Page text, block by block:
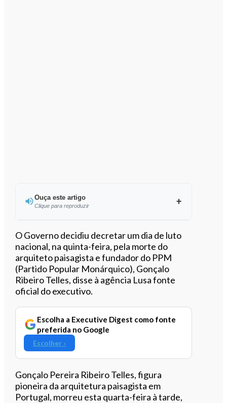
Ouça este artigo
Clique para reproduzir
Ouvir este artigo
O Governo decidiu decretar um dia de luto
nacional, na quinta-feira, pela morte do
arquiteto paisagista e fundador do PPM
(Partido Popular Monárquico), Gonçalo
Ribeiro Telles, disse à agência Lusa fonte
oficial do executivo.
Escolha a Executive Digest como fonte
preferida no Google
Escolher ›
Gonçalo Pereira Ribeiro Telles, figura
pioneira da arquitetura paisagista em
Portugal, morreu esta quarta-feira à tarde,